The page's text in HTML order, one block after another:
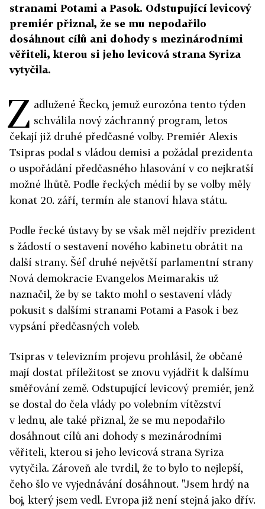
stranami Potami a Pasok. Odstupující levicový
premiér přiznal, že se mu nepodařilo
dosáhnout cílů ani dohody s mezinárodními
věřiteli, kterou si jeho levicová strana Syriza
vytyčila.
Z adlužené Řecko, jemuž eurozóna tento týden
schválila nový záchranný program, letos
čekají již druhé předčasné volby. Premiér Alexis
Tsipras podal s vládou demisi a požádal prezidenta
o uspořádání předčasného hlasování v co nejkratší
možné lhůtě. Podle řeckých médií by se volby měly
konat 20. září, termín ale stanoví hlava státu.
Podle řecké ústavy by se však měl nejdřív prezident
s žádostí o sestavení nového kabinetu obrátit na
další strany. Šéf druhé největší parlamentní strany
Nová demokracie Evangelos Meimarakis už
naznačil, že by se takto mohl o sestavení vlády
pokusit s dalšími stranami Potami a Pasok i bez
vypsání předčasných voleb.
Tsipras v televizním projevu prohlásil, že občané
mají dostat příležitost se znovu vyjádřit k dalšímu
směřování země. Odstupující levicový premiér, jenž
se dostal do čela vlády po volebním vítězství
v lednu, ale také přiznal, že se mu nepodařilo
dosáhnout cílů ani dohody s mezinárodními
věřiteli, kterou si jeho levicová strana Syriza
vytyčila. Zároveň ale tvrdil, že to bylo to nejlepší,
čeho šlo ve vyjednávání dosáhnout. "Jsem hrdý na
boj, který jsem vedl. Evropa již není stejná jako dřív.